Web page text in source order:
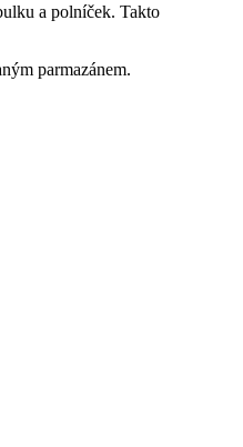
a polníček. Takto
parmazánem.